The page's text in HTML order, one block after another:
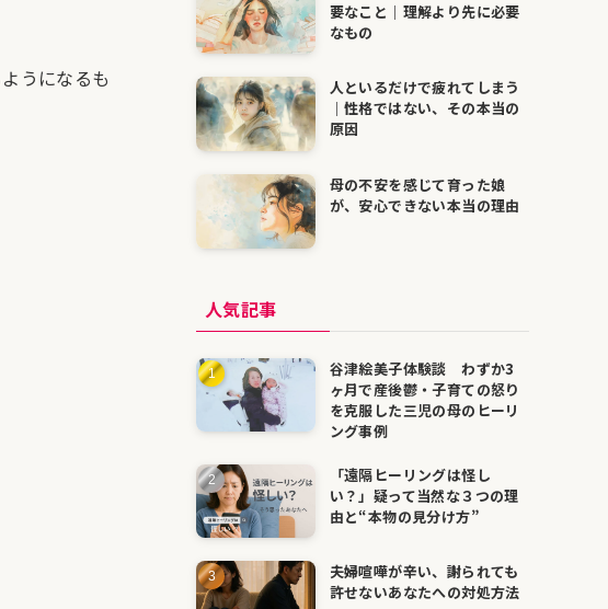
うになるも
要なこと｜理解より先に必要
なもの
人といるだけで疲れてしまう
｜性格ではない、その本当の
原因
母の不安を感じて育った娘
が、安心できない本当の理由
人気記事
谷津絵美子体験談 わずか3
ヶ月で産後鬱・子育ての怒り
を克服した三児の母のヒーリ
ング事例
「遠隔ヒーリングは怪し
い？」疑って当然な３つの理
由と“本物の見分け方”
夫婦喧嘩が辛い、謝られても
許せないあなたへの対処方法